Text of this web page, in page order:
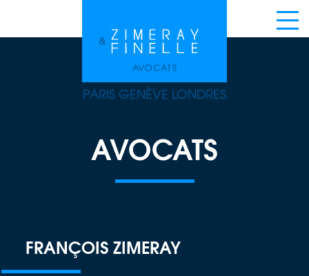
PARIS GENÈVE LONDRES
AVOCATS
FRANÇOIS ZIMERAY